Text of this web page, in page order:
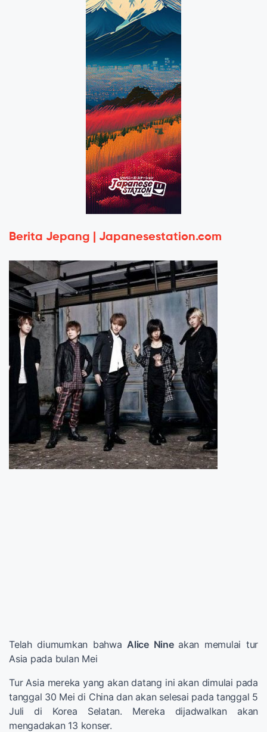
Berita Jepang | Japanesestation.com
Telah diumumkan bahwa Alice Nineakan memulai tur
Asia pada bulan Mei
Tur Asia mereka yang akan datang ini akan dimulai pada
tanggal 30 Mei di China dan akan selesai pada tanggal 5
Juli di Korea Selatan. Mereka dijadwalkan akan
mengadakan 13 konser.